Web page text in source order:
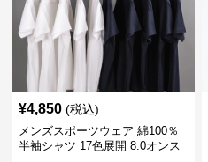
¥4,850 (税込)
メンズスポーツウェア 綿100％
半袖シャツ 17色展開 8.0オンス